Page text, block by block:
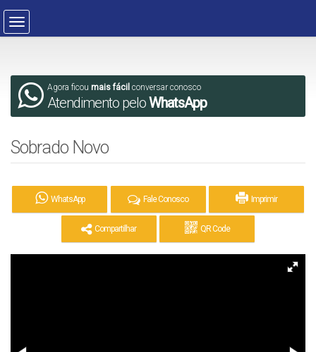
Agora ficou mais fácil conversar conosco
Atendimento peloWhatsApp
Sobrado Novo
WhatsApp Fale Conosco Imprimir
Compartilhar QR Code